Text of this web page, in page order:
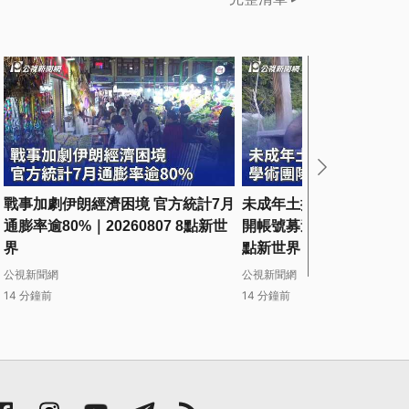
戰事加劇伊朗經濟困境 官方統計7月
通膨率逾80%｜20260807 8點新世
界
公視新聞網
14 分鐘前
未成年土撥鼠登成人平台
開帳號募逾5千美元｜
點新世界
公視新聞網
14 分鐘前